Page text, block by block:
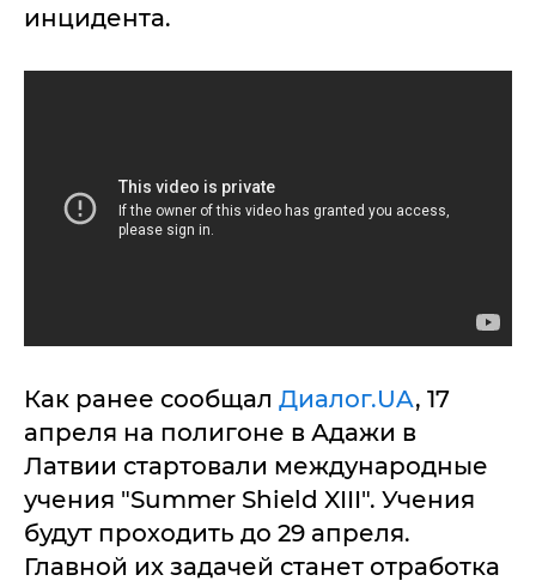
инцидента.
Как ранее сообщал Диалог.UA, 17
апреля на полигоне в Адажи в
Латвии стартовали международные
учения "Summer Shield XIII". Учения
будут проходить до 29 апреля.
Главной их задачей станет отработка